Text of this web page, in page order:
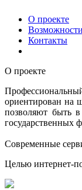
О проекте
Возможности
Контакты
О проекте
ориентирован на
позволяют быть
государственных
Современные
Целью интернет-